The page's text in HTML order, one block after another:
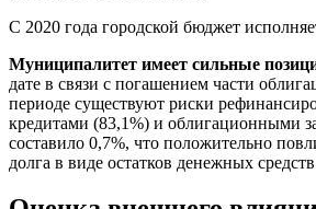
С 2020 года городской бюджет
Муниципалитет имеет сильные
дате в связи с погашением части
периоде существуют риски
кредитами (83,1%) и облигационными
составило 0,7%, что положительно
долга в виде остатков денежных